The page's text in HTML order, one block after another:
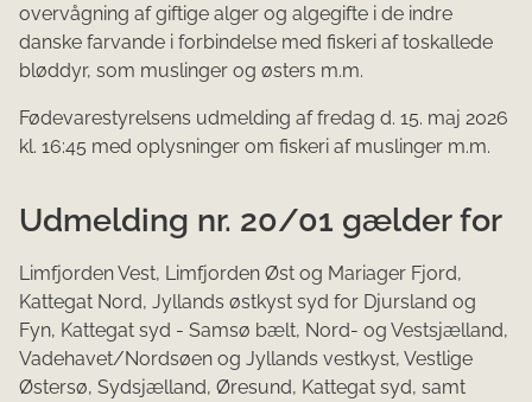
overvågning af giftige alger og algegifte i de indre
danske farvande i forbindelse med fiskeri af toskallede
bløddyr, som muslinger og østers m.m.
Fødevarestyrelsens udmelding af fredag d. 15. maj 2026
kl. 16:45 med oplysninger om fiskeri af muslinger m.m.
Udmelding nr. 20/01 gælder for
Limfjorden Vest, Limfjorden Øst og Mariager Fjord,
Kattegat Nord, Jyllands østkyst syd for Djursland og
Fyn, Kattegat syd - Samsø bælt, Nord- og Vestsjælland,
Vadehavet/Nordsøen og Jyllands vestkyst, Vestlige
Østersø, Sydsjælland, Øresund, Kattegat syd, samt